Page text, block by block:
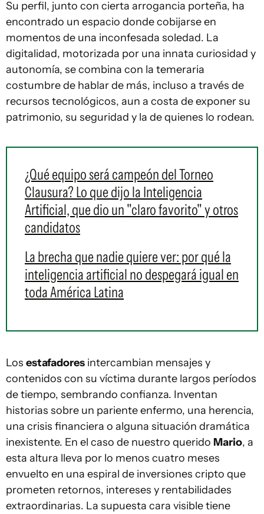
Su perfil, junto con cierta arrogancia porteña, ha
encontrado un espacio donde cobijarse en
momentos de una inconfesada soledad. La
digitalidad, motorizada por una innata curiosidad y
autonomía, se combina con la temeraria
costumbre de hablar de más, incluso a través de
recursos tecnológicos, aun a costa de exponer su
patrimonio, su seguridad y la de quienes lo rodean.
¿Qué equipo será campeón del Torneo
Clausura? Lo que dijo la Inteligencia
Artificial, que dio un "claro favorito" y otros
candidatos
La brecha que nadie quiere ver: por qué la
inteligencia artificial no despegará igual en
toda América Latina
Los estafadores intercambian mensajes y
contenidos con su víctima durante largos períodos
de tiempo, sembrando confianza. Inventan
historias sobre un pariente enfermo, una herencia,
una crisis financiera o alguna situación dramática
inexistente. En el caso de nuestro querido Mario, a
esta altura lleva por lo menos cuatro meses
envuelto en una espiral de inversiones cripto que
prometen retornos, intereses y rentabilidades
extraordinarias. La supuesta cara visible tiene